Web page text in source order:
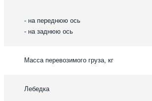
- на переднюю ось
- на заднюю ось
Масса перевозимого груза, кг
Лебедка